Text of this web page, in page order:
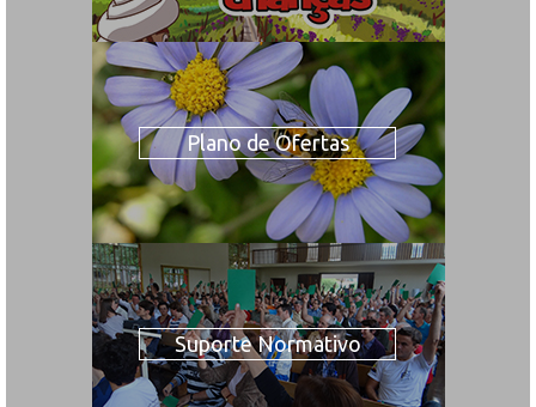
Plano de Ofertas
Suporte Normativo